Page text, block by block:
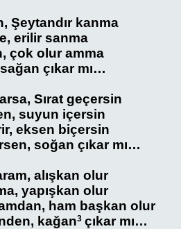
Şeytandır kanma
erilir sanma
çok olur amma
çıkar mı…
Sırat geçersin
suyun içersin
eksen biçersin
soğan çıkar mı…
alışkan olur
yapışkan olur
ham başkan olur
kağan3 çıkar mı…